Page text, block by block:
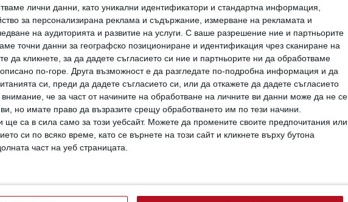
лични данни, като уникални идентификатори и стандартна информация,
за персонализирана реклама и съдържание, измерване на рекламата и
на аудиторията и развитие на услуги. С ваше разрешение ние и партньорите
точни данни за географско позициониране и идентификация чрез сканиране на
да кликнете, за да дадете съгласието си ние и партньорите ни да обработваме
описано по-горе. Друга възможност е да разгледате по-подробна информация и да
си, преди да дадете съгласието си, или да откажете да дадете съгласието
че за част от начините на обработване на личните ви данни може да не се
ви, но имате право да възразите срещу обработването им по тези начини.
ще са в сила само за този уебсайт. Можете да промените своите предпочитания или
си по всяко време, като се върнете на този сайт и кликнете върху бутона
част на уеб страницата.
подвижно. Бебето започва да се
люлее. То развива умения – пълзи, сяда,
става все по-осезаем.